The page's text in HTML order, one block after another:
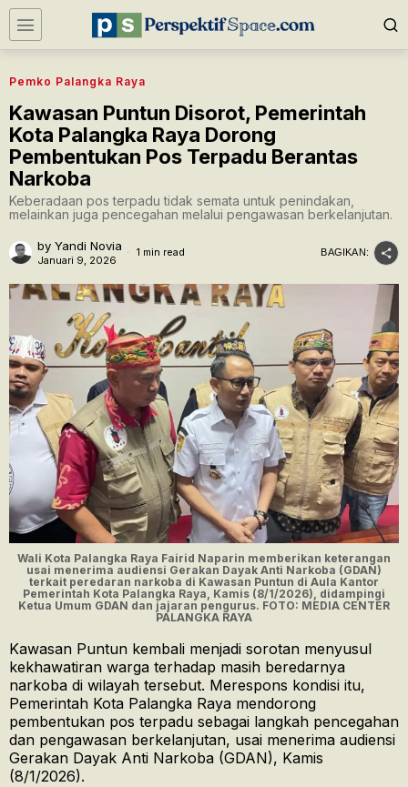
Pemko Palangka Raya
Kawasan Puntun Disorot, Pemerintah
Kota Palangka Raya Dorong
Pembentukan Pos Terpadu Berantas
Narkoba
Keberadaan pos terpadu tidak semata untuk penindakan,
melainkan juga pencegahan melalui pengawasan berkelanjutan.
by Yandi Novia
Januari 9, 2026
1 min read BAGIKAN:
Wali Kota Palangka Raya Fairid Naparin memberikan keterangan
usai menerima audiensi Gerakan Dayak Anti Narkoba (GDAN)
terkait peredaran narkoba di Kawasan Puntun di Aula Kantor
Pemerintah Kota Palangka Raya, Kamis (8/1/2026), didampingi
Ketua Umum GDAN dan jajaran pengurus. FOTO: MEDIA CENTER
PALANGKA RAYA
Kawasan Puntun kembali menjadi sorotan menyusul
kekhawatiran warga terhadap masih beredarnya
narkoba di wilayah tersebut. Merespons kondisi itu,
Pemerintah Kota Palangka Raya mendorong
pembentukan pos terpadu sebagai langkah pencegahan
dan pengawasan berkelanjutan, usai menerima audiensi
Gerakan Dayak Anti Narkoba (GDAN), Kamis
(8/1/2026).